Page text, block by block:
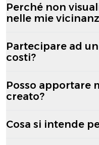
Perché non
nelle mie
Partecipare ad
costi?
Posso apportare
creato?
Cosa si intende